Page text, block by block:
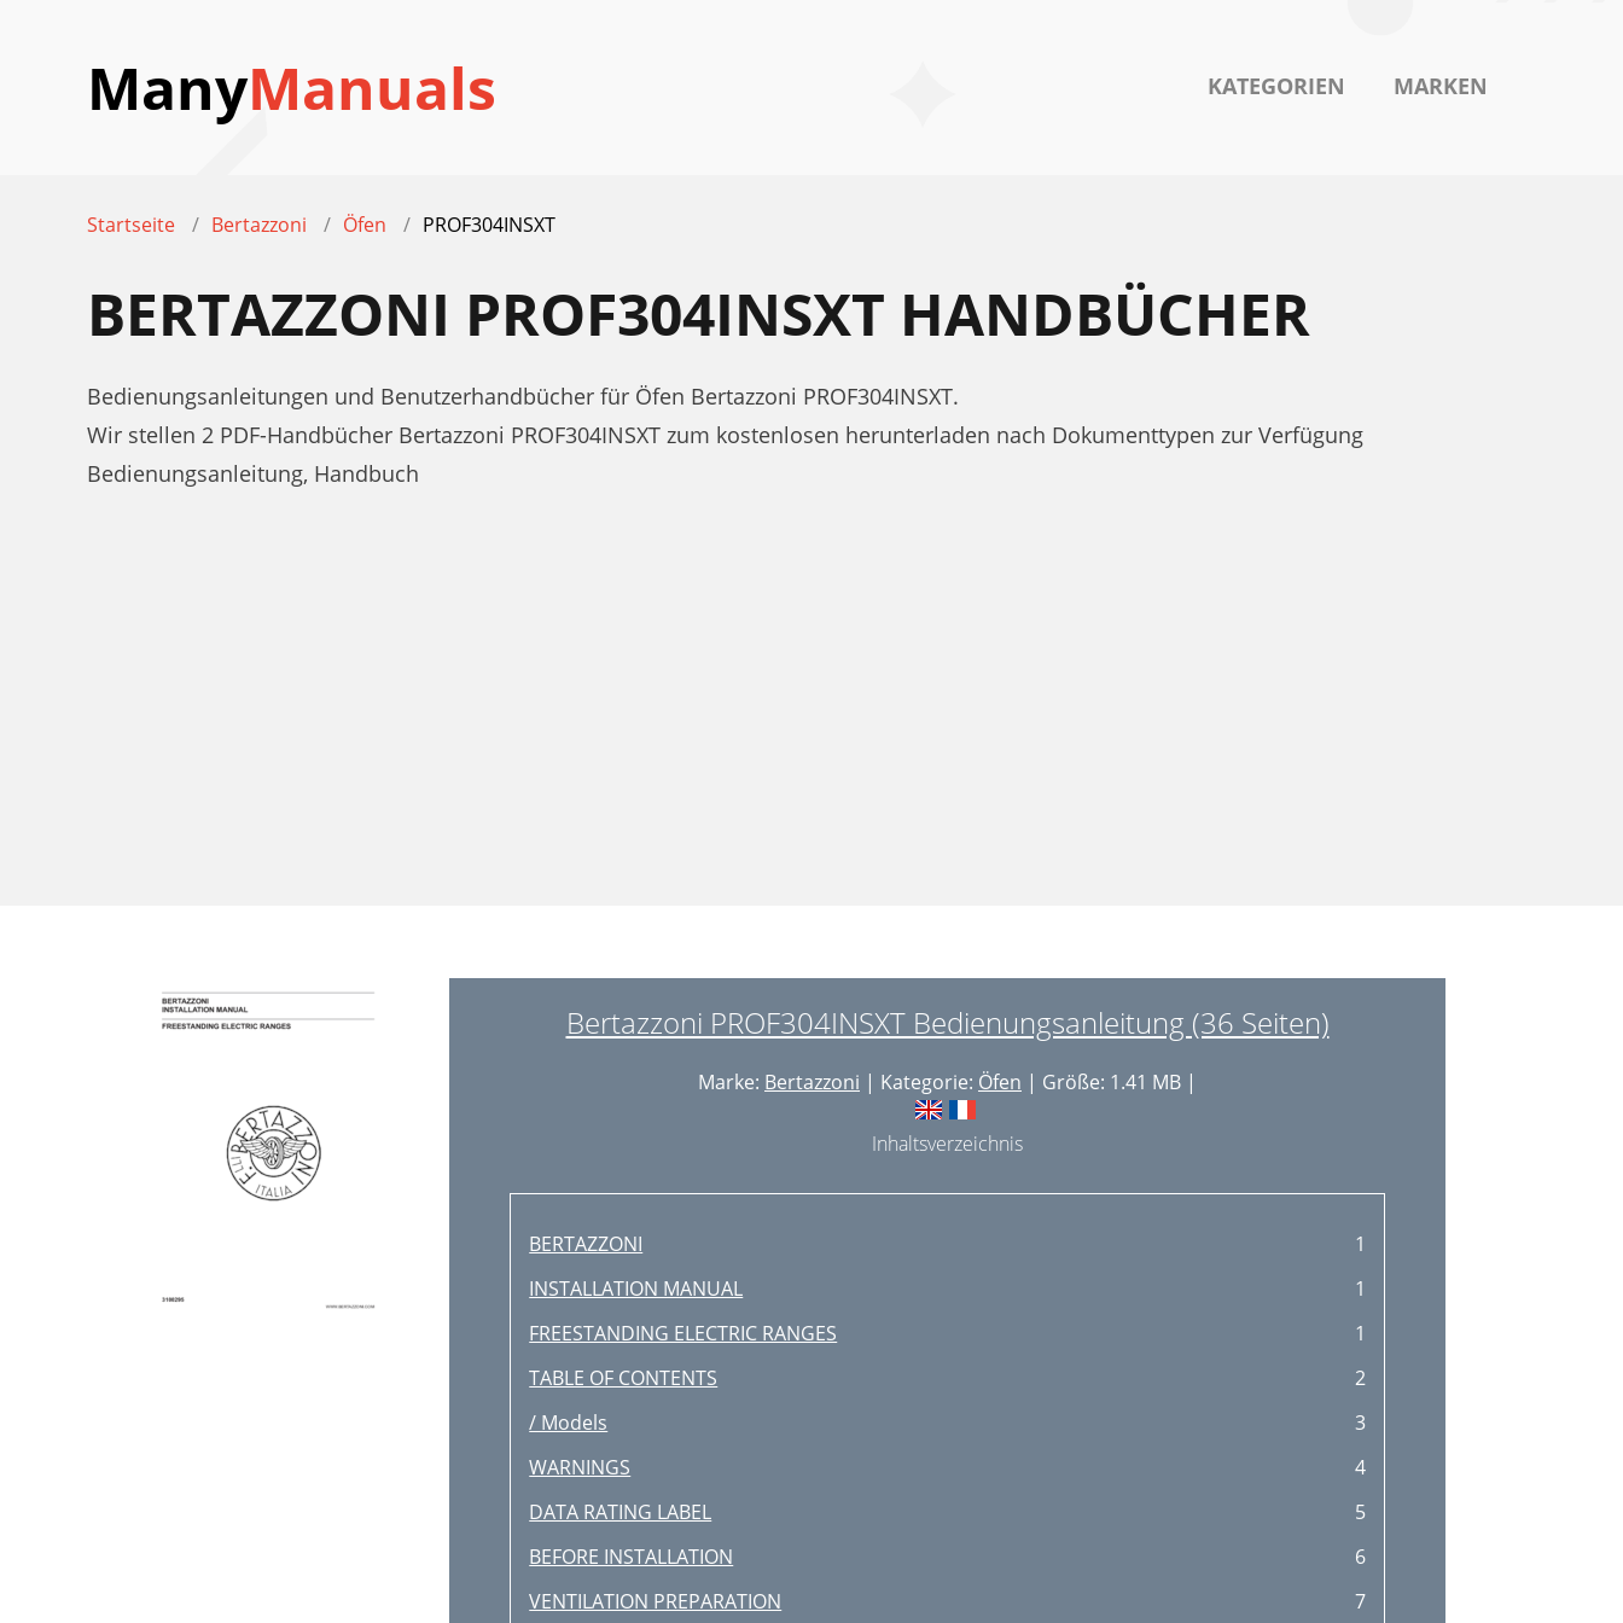
ManyManuals KATEGORIEN MARKEN
Startseite Bertazzoni Öfen PROF304INSXT
BERTAZZONI PROF304INSXT HANDBÜCHER
Bedienungsanleitungen und Benutzerhandbücher für Öfen Bertazzoni PROF304INSXT.
Wir stellen 2 PDF-Handbücher Bertazzoni PROF304INSXT zum kostenlosen herunterladen nach Dokumenttypen zur Verfügung
Bedienungsanleitung, Handbuch
Bertazzoni PROF304INSXT Bedienungsanleitung (36 Seiten)
Marke: Bertazzoni | Kategorie: Öfen | Größe: 1.41 MB |
Inhaltsverzeichnis
BERTAZZONI
1
INSTALLATION MANUAL
1
FREESTANDING ELECTRIC RANGES
1
TABLE OF CONTENTS
2
/ Models
3
WARNINGS
4
DATA RATING LABEL
5
BEFORE INSTALLATION
6
VENTILATION PREPARATION
7